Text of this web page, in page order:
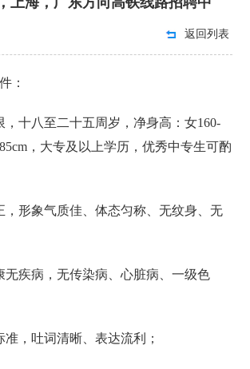
返回列表
：
，十八至二十五周岁，净身高：女160-
，大专及以上学历，优秀中专生可酌
，形象气质佳、体态匀称、无纹身、无
无疾病，无传染病、心脏病、一级色
准，吐词清晰、表达流利；